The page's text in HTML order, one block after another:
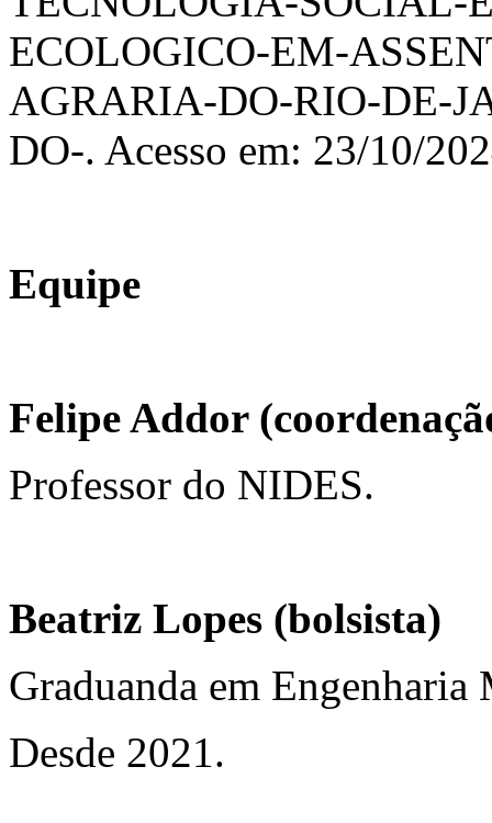
ECOLOGICO-EM-
AGRARIA-DO-RIO-DE-
DO-. Acesso em: 23/10/
Equipe
Felipe Addor
Professor do NIDES.
Beatriz Lopes (bolsista)
Graduanda em Engenharia
Desde 2021.